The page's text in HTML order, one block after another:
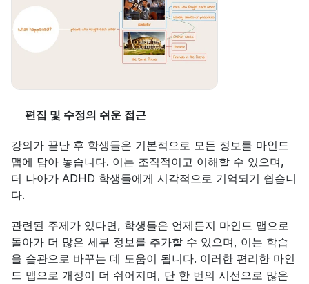
편집 및 수정의 쉬운 접근
강의가 끝난 후 학생들은 기본적으로 모든 정보를 마인드
맵에 담아 놓습니다. 이는 조직적이고 이해할 수 있으며,
더 나아가 ADHD 학생들에게 시각적으로 기억되기 쉽습니
다.
관련된 주제가 있다면, 학생들은 언제든지 마인드 맵으로
돌아가 더 많은 세부 정보를 추가할 수 있으며, 이는 학습
을 습관으로 바꾸는 데 도움이 됩니다. 이러한 편리한 마인
드 맵으로 개정이 더 쉬어지며, 단 한 번의 시선으로 많은